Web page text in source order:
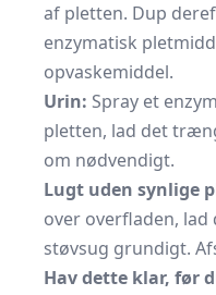
af pletten. Dup
enzymatisk
opvaskemiddel.
Urin: Spray et
pletten, lad det
om nødvendigt.
Lugt uden synlige
over overfladen, lad
støvsug grundigt.
Hav dette klar, før